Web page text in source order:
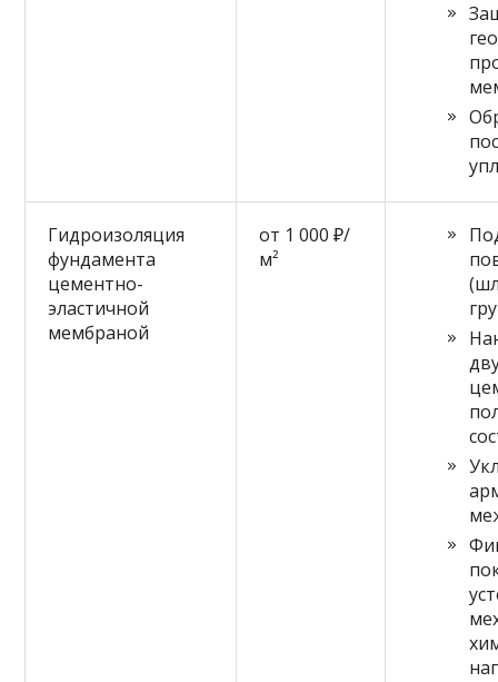
Гидроизоляция
фундамента
цементно-
эластичной
мембраной
от 1 000 ₽/
м²